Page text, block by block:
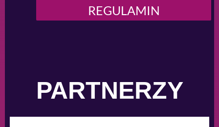
REGULAMIN
PARTNERZY